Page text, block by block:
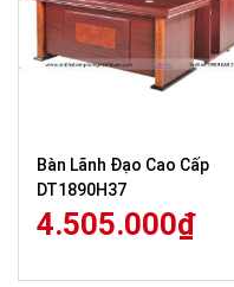
Bàn Lãnh Đạo Cao Cấp
DT1890H37
4.505.000₫